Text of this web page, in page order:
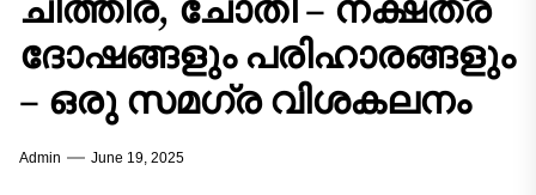
ചിത്തിര, ചോതി – നക്ഷത്ര
ദോഷങ്ങളും പരിഹാരങ്ങളും
– ഒരു സമഗ്ര വിശകലനം
Admin June 19, 2025